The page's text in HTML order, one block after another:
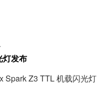
发布
Spark Z3 TTL 机载闪光灯